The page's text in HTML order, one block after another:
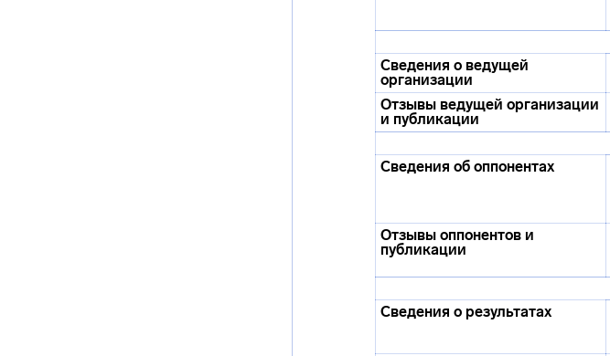
Сведения о ведущей
организации
Отзывы ведущей организации
и публикации
Сведения об оппонентах
Отзывы оппонентов и
публикации
Сведения о результатах